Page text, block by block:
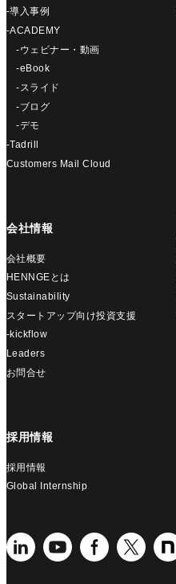
-導入事例
-ACADEMY
-ウェビナー・動画
-eBook
-スライド
-ブログ
-デモ
-Tadrill
Customers Mail Cloud
会社情報
会社概要
HENNGEとは
Sustainability
スタートアップ向け投資支援
-kickflow
Leaders
お問合せ
採用情報
採用情報
Global Internship